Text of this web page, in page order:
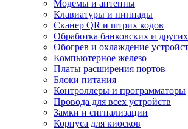
Модемы и антенны
Клавиатуры и пинпады
Сканер QR и штрих кодов
Обработка банковских и
Обогрев и охлаждение
Компьютерное железо
Платы расширения портов
Блоки питания
Контроллеры и программаторы
Провода для всех устройств
Замки и сигнализации
Корпуса для киосков